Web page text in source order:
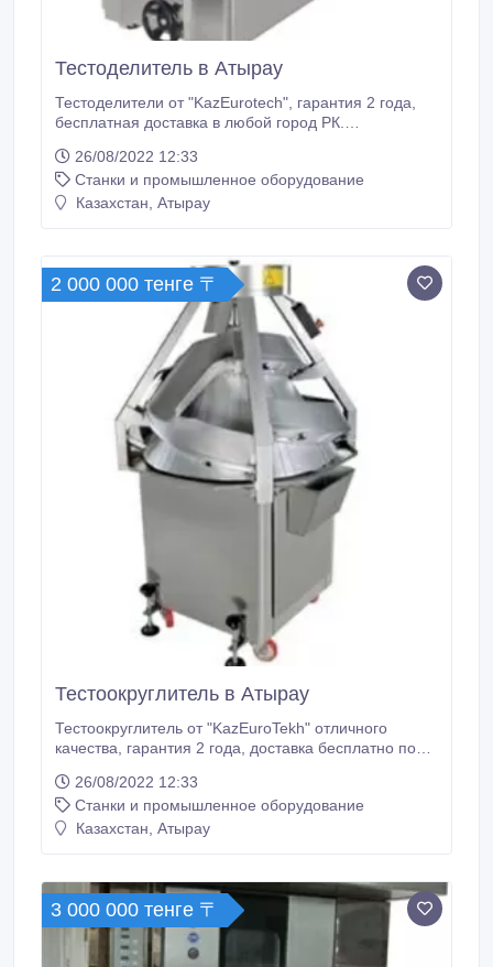
Тестоделитель в Атырау
Тестоделители от "KazEurotech", гарантия 2 года,
бесплатная доставка в любой город РК.
от 1500 до 2000шт/ч Вместимость в бункер – 50кг
теста Делит тесто от 200гр до 700гр Ширина 50см
Длина 140см Высота 145см Вес 500кг Уровень
26/08/2022 12:33
Станки и промышленное оборудование
Казахстан, Атырау
2 000 000 тенге 〒
Тестоокруглитель в Атырау
Тестоокруглитель от "KazEuroTekh" отличного
качества, гарантия 2 года, доставка бесплатно по
Производительность от 1000 до 1200шт/ч Округляет
тесто от 200гр до 800гр Ширина 80см Длина 80см
Высота 155см Вес 210кг Уровень напряжения 380В
26/08/2022 12:33
Станки и промышленное оборудование
Казахстан, Атырау
3 000 000 тенге 〒